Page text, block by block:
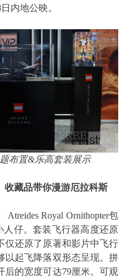
内地公映。
布置&乐高套装展示
收藏品带你漫游厄拉科斯
Atreides Royal Ornithopter包
人仔。套装飞行器高度还原
仅还原了原著和影片中飞行
以起飞降落双形态呈现。拼
后的宽度可达79厘米。可观